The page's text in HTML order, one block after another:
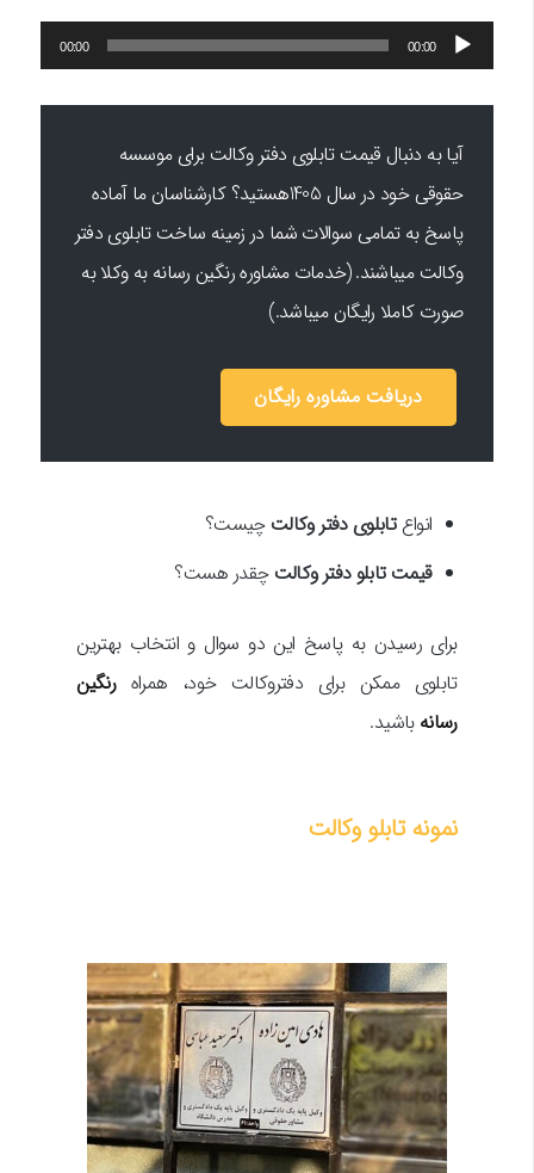
پخش‌کننده
صوت
00:00
00:00
آیا به دنبال قیمت تابلوی دفتر وکالت برای موسسه
حقوقی خود در سال 1405هستید؟ کارشناسان ما آماده
پاسخ به تمامی سوالات شما در زمینه ساخت تابلوی دفتر
وکالت میباشند. (خدمات مشاوره رنگین رسانه به وکلا به
صورت کاملا رایگان میباشد.)
دریافت مشاوره رایگان
انواعتابلوی دفتر وکالت چیست؟
قیمت تابلو دفتر وکالت چقدر هست؟‌
برای رسیدن به پاسخ این دو سوال و انتخاب بهترین
تابلوی ممکن برای دفتر‌وکالت خود، همراهرنگین
رسانه باشید.
نمونه تابلو وکالت